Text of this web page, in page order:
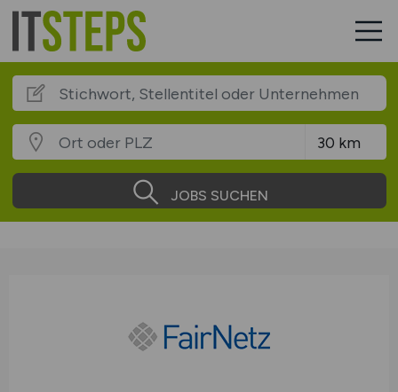
JOBS SUCHEN